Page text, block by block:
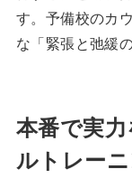
す。予備校のカ
な「緊張と弛緩
本番で実
ルトレー